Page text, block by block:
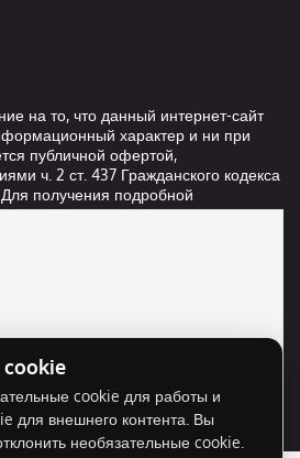
на то, что данный интернет-сайт
характер и ни при
публичной офертой,
ч. 2 ст. 437 Гражданского кодекса
получения подробной
и сроках выполнения услуг,
карты нужно разрешить
для внешнего контента.
cookie
cookie для работы и
для внешнего контента. Вы
необязательные cookie.